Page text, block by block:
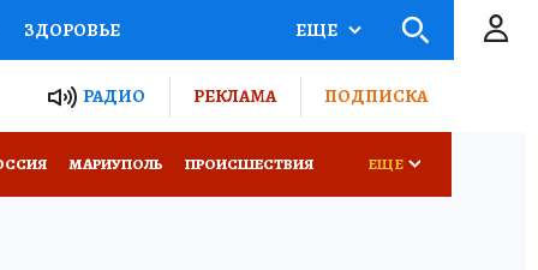
ЗДОРОВЬЕ
РОССИИ
ЕЩЕ
РАДИО РЕКЛАМА ПОДПИСКА
МАРИУПОЛЬ ПРОИСШЕСТВИЯ ЕЩЕ